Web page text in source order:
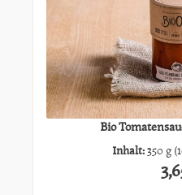
Bio
Inhalt:350 g